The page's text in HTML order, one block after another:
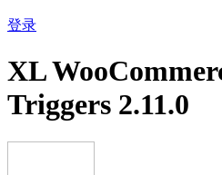
登录
XL
Triggers 2.11.0